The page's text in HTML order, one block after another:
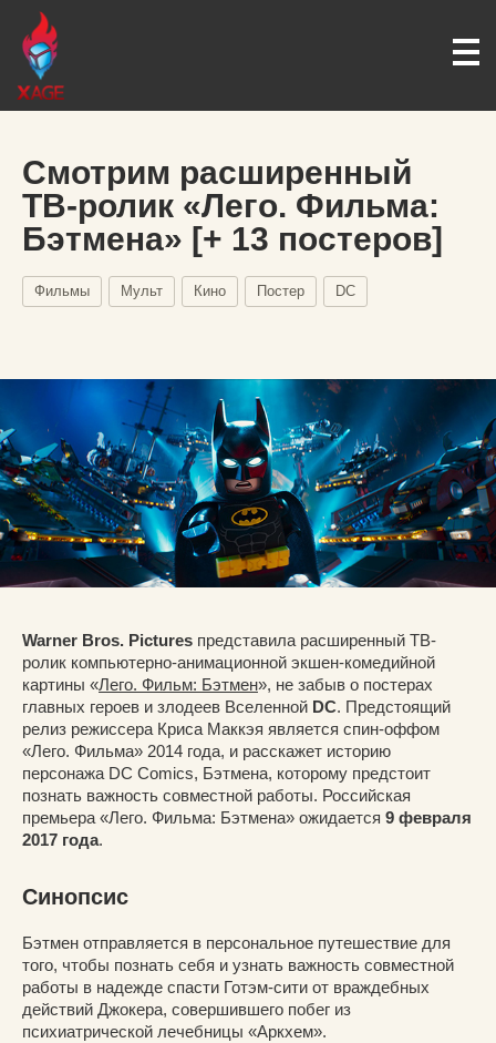
Смотрим расширенный
ТВ-ролик «Лего. Фильма:
Бэтмена» [+ 13 постеров]
Фильмы Мульт Кино Постер DC
Warner Bros. Pictures представила расширенный ТВ-
ролик компьютерно-анимационной экшен-комедийной
картины «Лего. Фильм: Бэтмен», не забыв о постерах
главных героев и злодеев Вселенной DC. Предстоящий
релиз режиссера Криса Маккэя является спин-оффом
«Лего. Фильма» 2014 года, и расскажет историю
персонажа DC Comics, Бэтмена, которому предстоит
познать важность совместной работы. Российская
премьера «Лего. Фильма: Бэтмена» ожидается 9 февраля
2017 года.
Синопсис
Бэтмен отправляется в персональное путешествие для
того, чтобы познать себя и узнать важность совместной
работы в надежде спасти Готэм-сити от враждебных
действий Джокера, совершившего побег из
психиатрической лечебницы «Аркхем».